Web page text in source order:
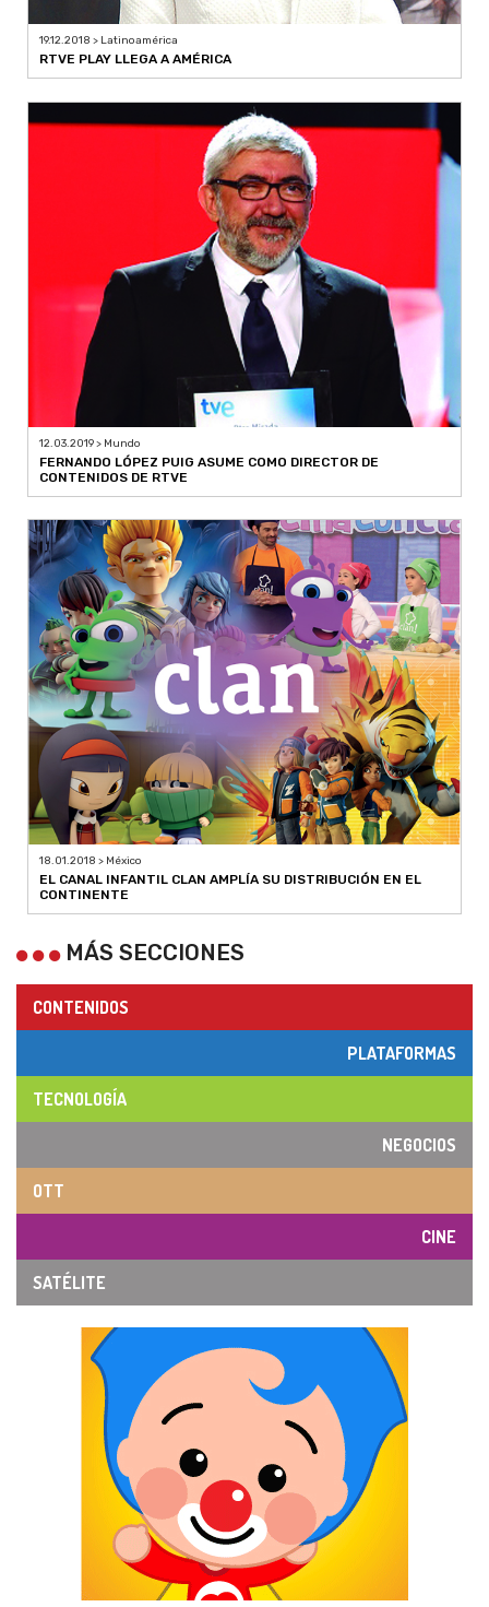
19.12.2018 > Latinoamérica
RTVE PLAY LLEGA A AMÉRICA
12.03.2019 > Mundo
FERNANDO LÓPEZ PUIG ASUME COMO DIRECTOR DE
CONTENIDOS DE RTVE
18.01.2018 > México
EL CANAL INFANTIL CLAN AMPLÍA SU DISTRIBUCIÓN EN EL
CONTINENTE
MÁS SECCIONES
CONTENIDOS
PLATAFORMAS
TECNOLOGÍA
NEGOCIOS
OTT
CINE
SATÉLITE